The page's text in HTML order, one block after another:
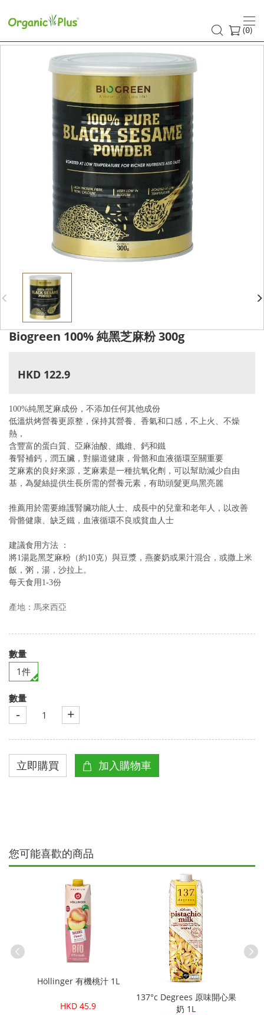
(0)
Biogreen 100% 純黑芝麻粉 300g
HKD 122.9
100%純黑芝麻成份，不添加任何其他成份
低溫烘烤營養更原整 ， 保持其營養、香氣和口感， 不 上火、不燥
熱，
含豐富的蛋白質 亞麻油酸 纖維
鈣和鐵
養腎補鈣，潤五臟 ， 對腸道健康 ，骨骼和血液循環至關重要
芝麻素的良好來源，芝麻素是一種抗氧化劑，可以幫助減少自由
基 ，為髮絲提供生長所需的營養元素， 有助頭髮更烏黑亮麗
推薦用於需要維護腎臟功能人士、成長中的兒童和老年人，以改善
骨骼健康 、缺乏鐵，血液循環不良或貧血人士
建議食用方法 ：
將1湯匙黑芝麻粉（約10克）與豆漿，燕麥奶或果汁混合，或撒上米
飯，粥，湯，沙拉上。
每天食用 1-3份
產地：馬來西亞
數量
1件
數量
- +
您可能喜歡的商品
Höllinger 有機桃汁 1L
HKD 45.9
137°c Degrees 原味開心果
奶 1L